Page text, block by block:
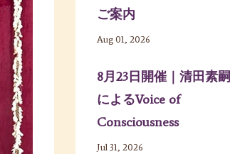
ご案内
Aug 01, 2026
8月23日開催｜清田素嗣
によるVoice of
Consciousness
Jul 31, 2026